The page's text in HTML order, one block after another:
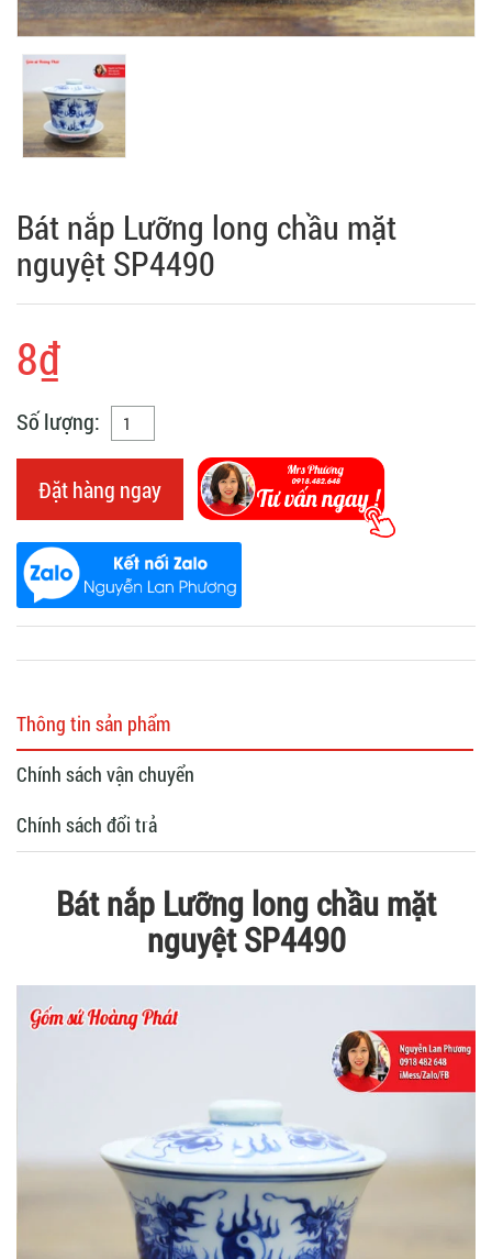
Bát nắp Lưỡng long chầu mặt
nguyệt SP4490
8₫
Số lượng:
Đặt hàng ngay
Thông tin sản phẩm
Chính sách vận chuyển
Chính sách đổi trả
Bát nắp Lưỡng long chầu mặt
nguyệt SP4490